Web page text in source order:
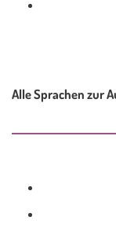
Alle Sprachen zur